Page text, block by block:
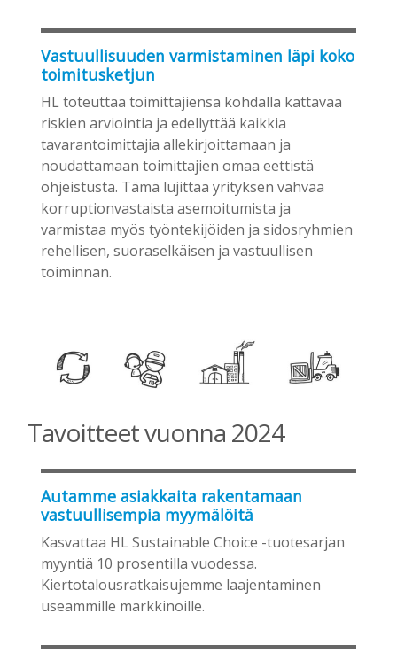
Vastuullisuuden varmistaminen läpi koko
toimitusketjun
HL toteuttaa toimittajiensa kohdalla kattavaa
riskien arviointia ja edellyttää kaikkia
tavarantoimittajia allekirjoittamaan ja
noudattamaan toimittajien omaa eettistä
ohjeistusta. Tämä lujittaa yrityksen vahvaa
korruptionvastaista asemoitumista ja
varmistaa myös työntekijöiden ja sidosryhmien
rehellisen, suoraselkäisen ja vastuullisen
toiminnan.
Tavoitteet vuonna 2024
Autamme asiakkaita rakentamaan
vastuullisempia myymälöitä
Kasvattaa HL Sustainable Choice -tuotesarjan
myyntiä 10 prosentilla vuodessa.
Kiertotalousratkaisujemme laajentaminen
useammille markkinoille.